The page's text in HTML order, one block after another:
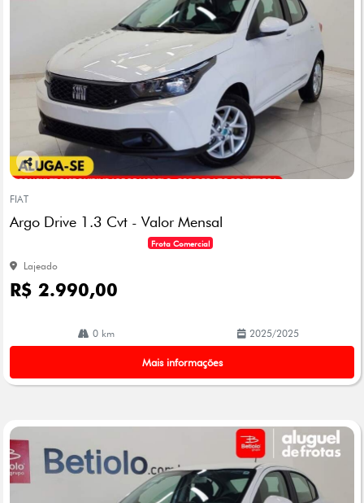
Co
arti
lhe
FIAT
Argo Drive 1.3 Cvt - Valor Mensal
Frota Comercial
Lajeado
R$ 2.990,00
0 km 2025/2025
Mais informações